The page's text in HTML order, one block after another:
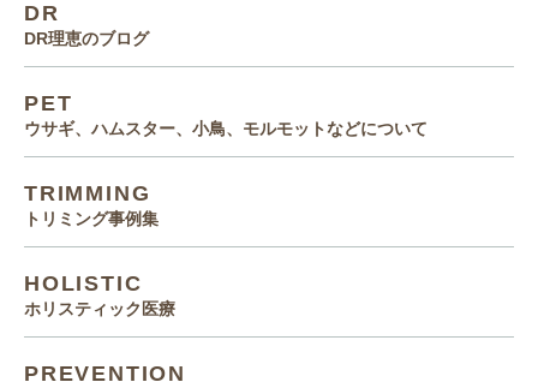
DR
DR理恵のブログ
PET
ウサギ、ハムスター、小鳥、モルモットなどについて
TRIMMING
トリミング事例集
HOLISTIC
ホリスティック医療
PREVENTION